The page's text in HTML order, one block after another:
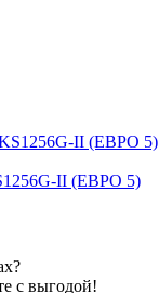
II (ЕВРО 5)
с выгодой!